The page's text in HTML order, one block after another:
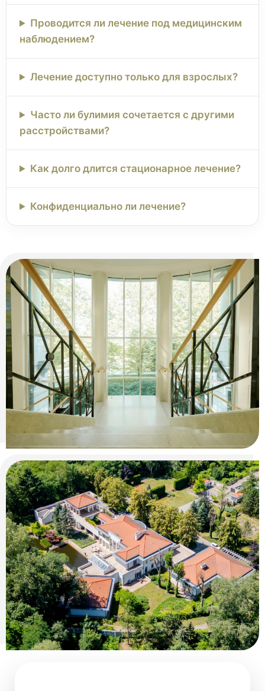
Проводится ли лечение под медицинским
наблюдением?
Лечение доступно только для взрослых?
Часто ли булимия сочетается с другими
расстройствами?
Как долго длится стационарное лечение?
Конфиденциально ли лечение?